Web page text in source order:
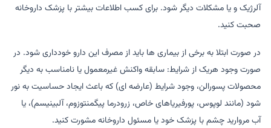
آلرژیک و یا مشکلات دیگر شود. برای کسب اطلاعات بیشتر با پزشک داروخانه
صحبت کنید.
در صورت ابتلا به برخی از بیماری ها باید از مصرف این دارو خودداری شود. در
صورت وجود هریک از شرایط: سابقه واکنش غیرمعمول یا نامناسب به دیگر
محصولات پسورالن، وجود شرایط (عارضه ای) که باعث ایجاد حساسیت به نور
شود (مانند لوپوس، پورفیریاهای خاص، زرودرما پیگمنتوزوم، آلبینیسم)، یا
آب مروارید چشم با پزشک خود یا مسئول داروخانه مشورت کنید.